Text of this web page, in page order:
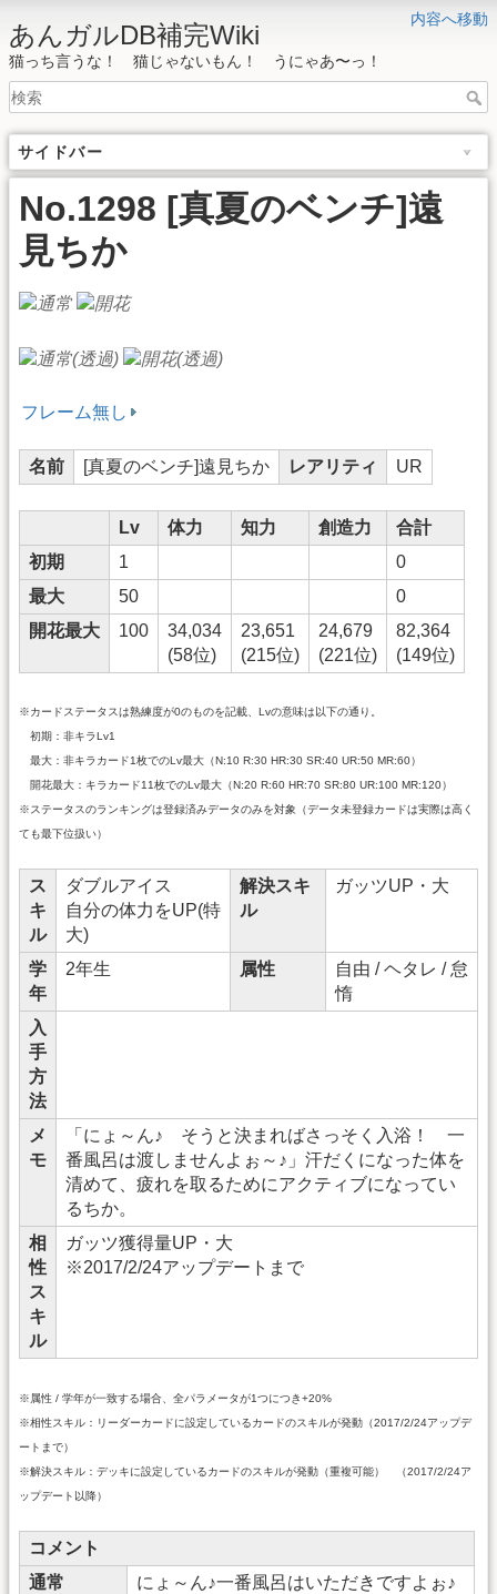
内容へ移動
あんガルDB補完Wiki
猫っち言うな！ 猫じゃないもん！ うにゃあ〜っ！
サイドバー
No.1298 [真夏のベンチ]遠
見ちか
フレーム無し
名前 [真夏のベンチ]遠見ちか レアリティ UR
Lv 体力 知力 創造力
合計
初期
1
0
最大
50
0
開花最大
100
34,034
(58位)
23,651
(215位)
24,679
(221位)
82,364
(149位)
※カードステータスは熟練度が0のものを記載、Lvの意味は以下の通り。
初期：非キラLv1
最大：非キラカード1枚でのLv最大（N:10 R:30 HR:30 SR:40 UR:50 MR:60）
開花最大：キラカード11枚でのLv最大（N:20 R:60 HR:70 SR:80 UR:100 MR:120）
※ステータスのランキングは登録済みデータのみを対象（データ未登録カードは実際は高く
ても最下位扱い）
ス
キ
ル
ダブルアイス
自分の体力をUP(特
大)
解決スキ
ル
ガッツUP・大
学
年
2年生 属性
自由 / ヘタレ / 怠
惰
入
手
方
法
メ
モ
「にょ～ん♪ そうと決まればさっそく入浴！ 一
番風呂は渡しませんよぉ～♪」汗だくになった体を
清めて、疲れを取るためにアクティブになってい
るちか。
相
性
ス
キ
ル
ガッツ獲得量UP・大
※2017/2/24アップデートまで
※属性 / 学年が一致する場合、全パラメータが1つにつき+20%
※相性スキル：リーダーカードに設定しているカードのスキルが発動（2017/2/24アップデ
ートまで）
※解決スキル：デッキに設定しているカードのスキルが発動（重複可能） （2017/2/24ア
ップデート以降）
コメント
通常
にょ～ん♪一番風呂はいただきですよぉ♪